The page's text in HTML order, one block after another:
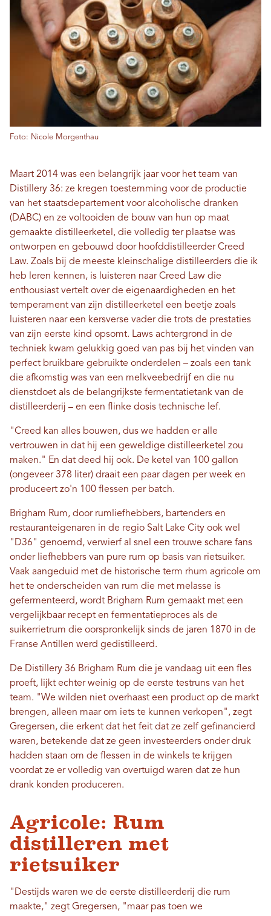
Foto: Nicole Morgenthau
Maart 2014 was een belangrijk jaar voor het team van
Distillery 36: ze kregen toestemming voor de productie
van het staatsdepartement voor alcoholische dranken
(DABC) en ze voltooiden de bouw van hun op maat
gemaakte distilleerketel, die volledig ter plaatse was
ontworpen en gebouwd door hoofddistilleerder Creed
Law. Zoals bij de meeste kleinschalige distilleerders die ik
heb leren kennen, is luisteren naar Creed Law die
enthousiast vertelt over de eigenaardigheden en het
temperament van zijn distilleerketel een beetje zoals
luisteren naar een kersverse vader die trots de prestaties
van zijn eerste kind opsomt. Laws achtergrond in de
techniek kwam gelukkig goed van pas bij het vinden van
perfect bruikbare gebruikte onderdelen – zoals een tank
die afkomstig was van een melkveebedrijf en die nu
dienstdoet als de belangrijkste fermentatietank van de
distilleerderij – en een flinke dosis technische lef.
"Creed kan alles bouwen, dus we hadden er alle
vertrouwen in dat hij een geweldige distilleerketel zou
maken." En dat deed hij ook. De ketel van 100 gallon
(ongeveer 378 liter) draait een paar dagen per week en
produceert zo'n 100 flessen per batch.
Brigham Rum, door rumliefhebbers, bartenders en
restauranteigenaren in de regio Salt Lake City ook wel
"D36" genoemd, verwierf al snel een trouwe schare fans
onder liefhebbers van pure rum op basis van rietsuiker.
Vaak aangeduid met de historische term rhum agricole om
het te onderscheiden van rum die met melasse is
gefermenteerd, wordt Brigham Rum gemaakt met een
vergelijkbaar recept en fermentatieproces als de
suikerrietrum die oorspronkelijk sinds de jaren 1870 in de
Franse Antillen werd gedistilleerd.
De Distillery 36 Brigham Rum die je vandaag uit een fles
proeft, lijkt echter weinig op de eerste testruns van het
team. "We wilden niet overhaast een product op de markt
brengen, alleen maar om iets te kunnen verkopen", zegt
Gregersen, die erkent dat het feit dat ze zelf gefinancierd
waren, betekende dat ze geen investeerders onder druk
hadden staan ​​om de flessen in de winkels te krijgen
voordat ze er volledig van overtuigd waren dat ze hun
drank konden produceren.
Agricole: Rum
distilleren met
rietsuiker
"Destijds waren we de eerste distilleerderij die rum
maakte," zegt Gregersen, "maar pas toen we